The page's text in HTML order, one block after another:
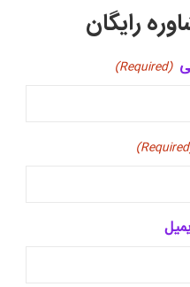
رایگان
(Required)